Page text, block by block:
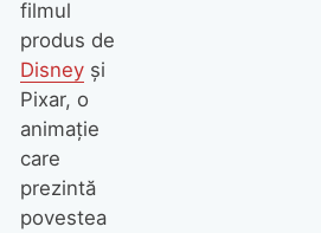
filmul
produs de
Disneyși
Pixar, o
animație
care
prezintă
povestea